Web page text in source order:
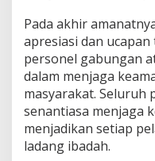
Pada akhir
apresiasi dan
personel gabungan
dalam menjaga
masyarakat.
senantiasa menjaga
menjadikan setiap
ladang ibadah.